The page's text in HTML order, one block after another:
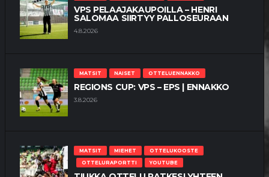
VPS PELAAJAKAUPOILLA – HENRI
SALOMAA SIIRTYY PALLOSEURAAN
4.8.2026
MATSIT NAISET OTTELUENNAKKO
REGIONS CUP: VPS – EPS | ENNAKKO
3.8.2026
MATSIT MIEHET
OTTELUKOOSTE
OTTELURAPORTTI
YOUTUBE